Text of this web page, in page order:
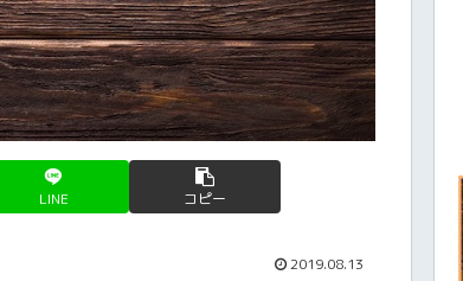
LINE コピー
2019.08.13